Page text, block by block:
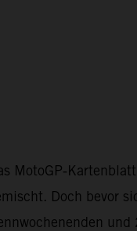
Doch bevor